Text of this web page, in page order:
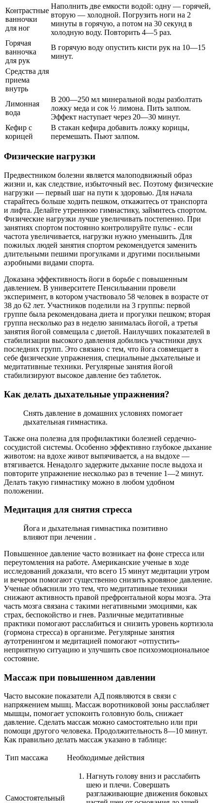
Контрастные
ванночки
для ног
Наполнить две емкости водой: одну — горячей,
вторую — холодной. Погрузить ноги на 2
минуты в горячую, а потом на 30 секунд в
холодную воду. Повторить 4—5 раз.
Горячая
ванночка
для рук
В горячую воду опустить кисти рук на 10—15
минут.
Средства для
приема
внутрь
Лимонная
вода
В 200—250 мл минеральной воды разболтать
ложку меда и сок ½ лимона. Пить залпом.
Эффект наступает через 20—30 минут.
Кефир с
корицей
В стакан кефира добавить ложку корицы,
перемешать. Пьют залпом.
Физические нагрузки
Предвестником болезни является малоподвижный образ
жизни и, как следствие, избыточный вес. Поэтому физические
нагрузки — первый шаг на пути к здоровью. Для начала
старайтесь больше ходить пешком, откажитесь от транспорта
и лифта. Делайте утреннюю гимнастику, займитесь спортом.
Физические нагрузки лучше увеличивать постепенно. При
занятиях спортом постоянно контролируйте пульс ‑ если
частота увеличивается, нагрузки нужно уменьшить. Для
пожилых людей занятия спортом рекомендуется заменить
длительными пешими прогулками и другими посильными
аэробными видами спорта.
Доказана эффективность йоги в борьбе с повышенным
давлением. В университете Пенсильвании провели
эксперимент, в котором участвовало 58 человек в возрасте от
38 до 62 лет. Участников поделили на 3 группы: первой
группе была рекомендована диета и прогулки пешком; вторая
группа несколько раз в неделю занималась йогой, а третья
занятия йогой совмещала с диетой. Наилучших показателей в
стабилизации высокого давления добились участники двух
последних групп. Это связано с тем, что йога совмещает в
себе физические упражнения, специальные дыхательные и
медитативные техники. Регулярные занятия йогой
стабилизируют высокое давление без таблеток.
Как делать дыхательные упражнения?
Снять давление в домашних условиях помогает
дыхательная гимнастика.
Также она полезна для профилактики болезней сердечно-
сосудистой системы. Особенно эффективно глубокое дыхание
животом: на вдохе живот выпячивается, а на выдохе —
втягивается. Ненадолго задержите дыхание после выдоха и
повторите упражнение несколько раз в течение 1—2 минут.
Делать такую гимнастику можно в любом удобном
положении.
Медитация для снятия стресса
Йога и дыхательная гимнастика позитивно
влияют при лечении .
Повышенное давление часто возникает на фоне стресса или
переутомления на работе. Американские ученые в ходе
исследований доказали, что всего 15 минут медитации утром
и вечером помогают существенно снизить кровяное давление.
Ученые объяснили это тем, что медитативные техники
снижают активность правой префронтальной коры мозга. Эта
часть мозга связана с такими негативными эмоциями, как
страх, беспокойство и гнев. Различные медитативные
практики помогают расслабиться и снизить уровень кортизола
(гормона стресса) в организме. Регулярные занятия
аутотренингом и медитацией помогают «отпустить»
неприятную ситуацию и улучшить свое психоэмоциональное
состояние.
Массаж при повышенном давлении
Часто высокие показатели АД появляются в связи с
напряжением мышц. Массаж воротниковой зоны расслабляет
мышцы, помогает успокоить головную боль, снижает
давление. Сделать массаж можно самостоятельно или при
помощи другого человека. Продолжительность 8—10 минут.
Как правильно делать массаж указано в таблице:
Тип массажа Необходимые действия
Самостоятельный
Нагнуть голову вниз и расслабить
шею и плечи. Совершать
разглаживающие движения боковых